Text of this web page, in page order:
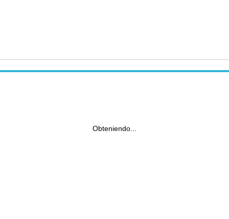
Obteniendo...